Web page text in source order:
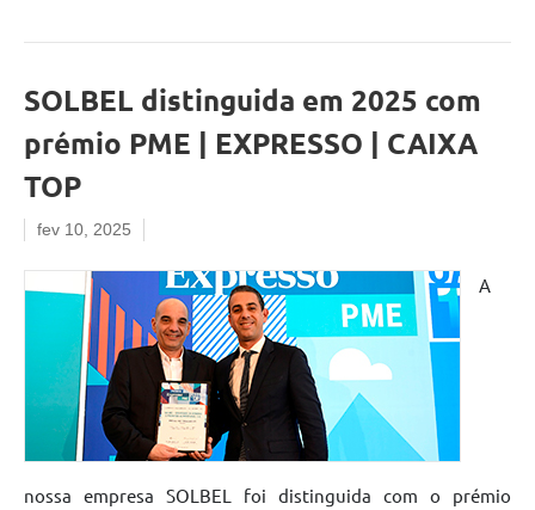
SOLBEL distinguida em 2025 com
prémio PME | EXPRESSO | CAIXA
TOP
fev 10, 2025
A
nossa empresa SOLBEL foi distinguida com o prémio